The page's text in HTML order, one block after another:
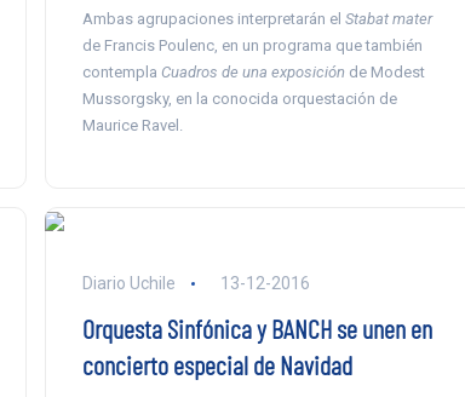
Ambas agrupaciones interpretarán el Stabat mater
de Francis Poulenc, en un programa que también
contempla Cuadros de una exposición de Modest
Mussorgsky, en la conocida orquestación de
Maurice Ravel.
Diario Uchile 13-12-2016
Orquesta Sinfónica y BANCH se unen en
concierto especial de Navidad